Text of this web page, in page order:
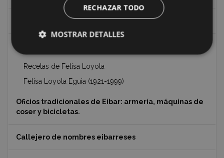
Edificios y monumentos
Recetas de Felisa Loyola
Felisa Loyola Eguia (1921-1999)
Oficios tradicionales de Eibar: armería, máquinas de
coser y bicicletas.
Callejero de nombres eibarreses
RECHAZAR TODO
MOSTRAR DETALLES